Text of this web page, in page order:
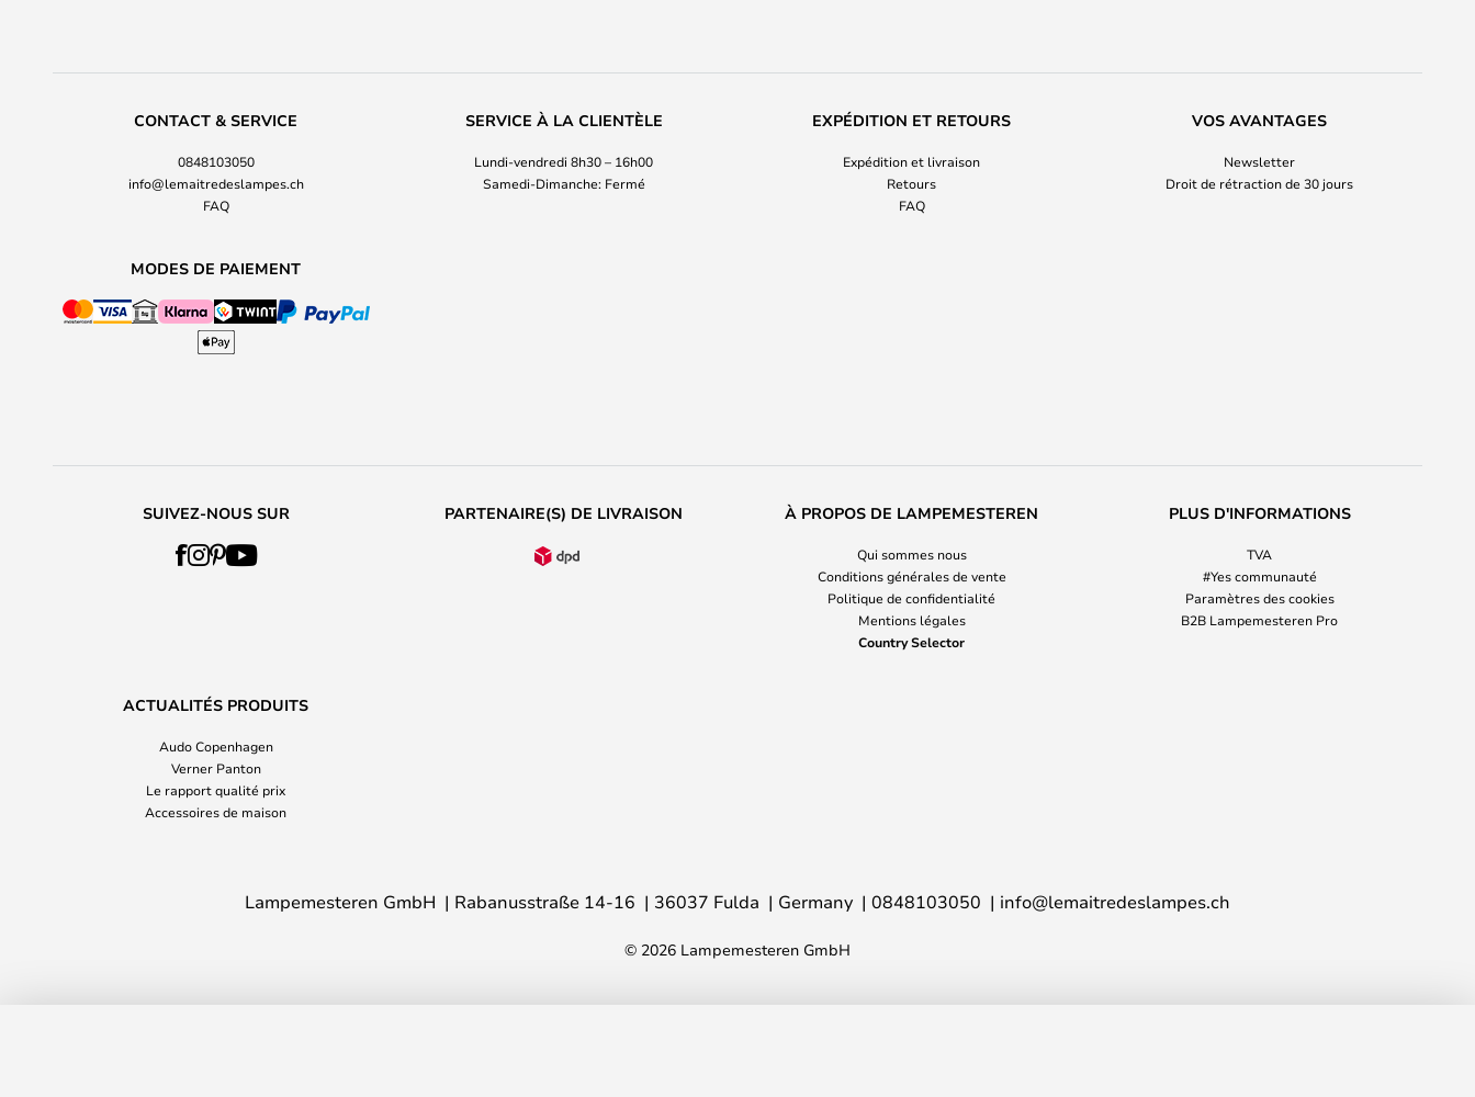
CONTACT & SERVICE
0848103050
info@lemaitredeslampes.ch
FAQ
SERVICE À LA CLIENTÈLE
Lundi-vendredi 8h30 – 16h00
Samedi-Dimanche: Fermé
EXPÉDITION ET RETOURS
Expédition et livraison
Retours
FAQ
VOS AVANTAGES
Newsletter
Droit de rétraction de 30 jours
MODES DE PAIEMENT
SUIVEZ-NOUS SUR PARTENAIRE(S) DE LIVRAISON À PROPOS DE LAMPEMESTEREN
Qui sommes nous
Conditions générales de vente
Politique de confidentialité
Mentions légales
Country Selector
PLUS D'INFORMATIONS
TVA
#Yes communauté
Paramètres des cookies
B2B Lampemesteren Pro
ACTUALITÉS PRODUITS
Audo Copenhagen
Verner Panton
Le rapport qualité prix
Accessoires de maison
Lampemesteren GmbH Rabanusstraße 14-16 36037 Fulda Germany 0848103050 info@lemaitredeslampes.ch
© 2026 Lampemesteren GmbH